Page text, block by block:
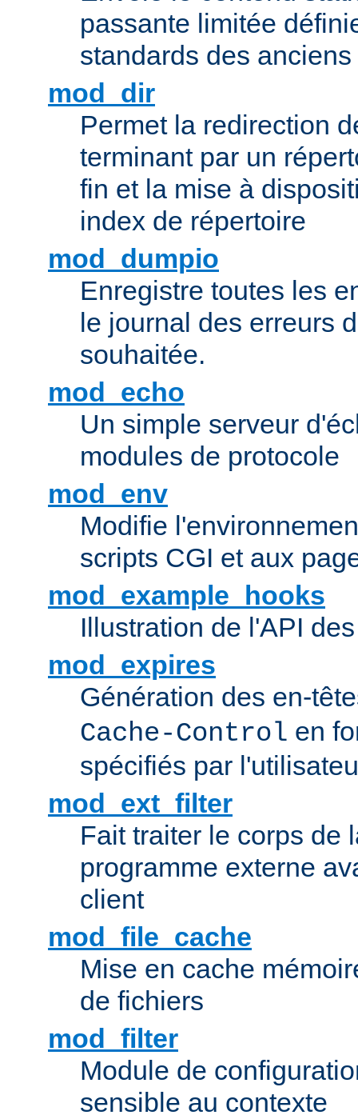
passante limitée
standards des
mod_dir
Permet la redirection
terminant par un
fin et la mise à
index de répertoire
mod_dumpio
Enregistre toutes les
le journal des erreurs
souhaitée.
mod_echo
Un simple serveur
modules de protocole
mod_env
Modifie
scripts CGI et aux
mod_example_hooks
Illustration de l'API
mod_expires
Génération des en-
Cache-Control en
spécifiés par
mod_ext_filter
Fait traiter le corps de
programme externe
client
mod_file_cache
Mise en cache
de fichiers
mod_filter
Module de
sensible au contexte